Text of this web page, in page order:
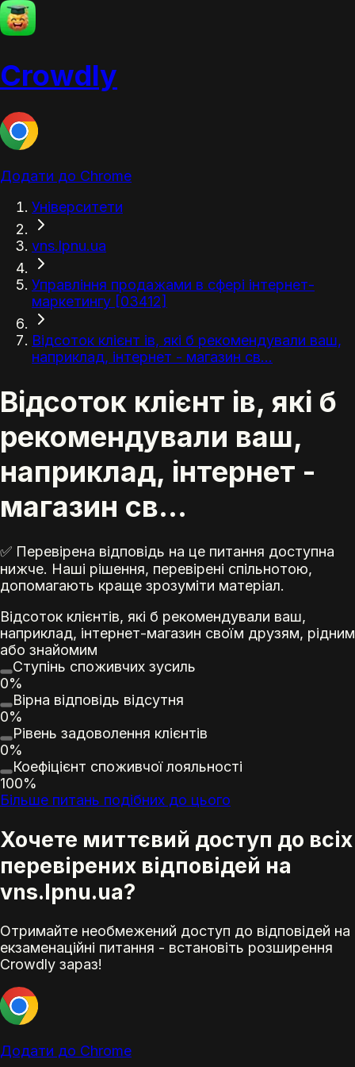
Crowdly
Додати до Chrome
Університети
vns.lpnu.ua
Управління продажами в сфері інтернет-
маркетингу [03412]
Відсоток клієнт ів, які б рекомендували ваш,
наприклад, інтернет - магазин св...
Відсоток клієнт ів, які б
рекомендували ваш,
наприклад, інтернет -
магазин св...
✅ Перевірена відповідь на це питання доступна
нижче. Наші рішення, перевірені спільнотою,
допомагають краще зрозуміти матеріал.
Відсоток клієнтів, які б рекомендували ваш,
наприклад, інтернет-магазин своїм друзям, рідним
або знайомим
Ступінь споживчих зусиль
0%
Вірна відповідь відсутня
0%
Рівень задоволення клієнтів
0%
Коефіцієнт споживчої лояльності
100%
Більше питань подібних до цього
Хочете миттєвий доступ до всіх
перевірених відповідей на
vns.lpnu.ua?
Отримайте необмежений доступ до відповідей на
екзаменаційні питання - встановіть розширення
Crowdly зараз!
Додати до Chrome